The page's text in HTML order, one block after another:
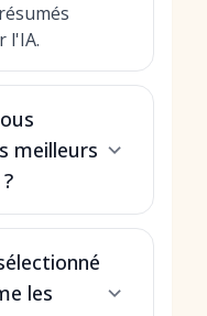
l'IA.
meilleurs
les